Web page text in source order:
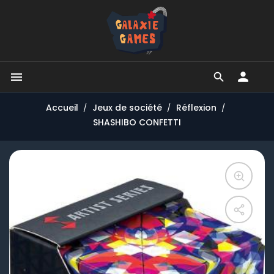


Accueil Jeux de société
Réflexion
SHASHIBO CONFETTI